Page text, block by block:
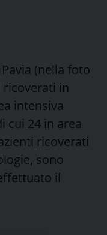
(nella foto
ricoverati in
intensiva
cui 24 in area
ricoverati
sono
il